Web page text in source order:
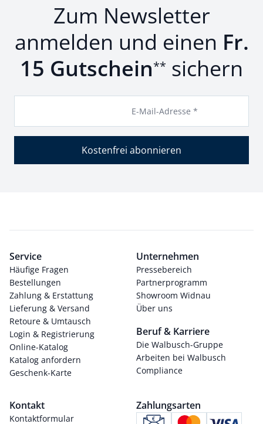
Zum Newsletter
anmelden und einen Fr.
15 Gutschein** sichern
E-Mail-Adresse *
Kostenfrei abonnieren
Service
Häufige Fragen
Bestellungen
Zahlung & Erstattung
Lieferung & Versand
Retoure & Umtausch
Login & Registrierung
Online-Katalog
Katalog anfordern
Geschenk-Karte
Unternehmen
Pressebereich
Partnerprogramm
Showroom Widnau
Über uns
Beruf & Karriere
Die Walbusch-Gruppe
Arbeiten bei Walbusch
Compliance
Kontakt
Kontaktformular
Zahlungsarten